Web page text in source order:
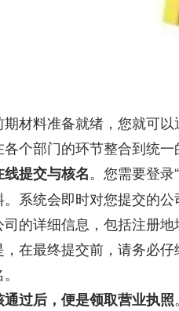
期材料准备就绪，您就可
个部门的环节整合到统一
提交与核名​。您需要登录
。系统会即时对您提交的
司的详细信息，包括注册
，在最终提交前，请务必
通过后，便是领取营业执照​